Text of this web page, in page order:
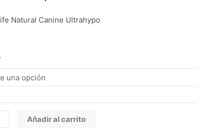
precios:
$615.700
Natural Canine Ultrahypo
Añadir al carrito